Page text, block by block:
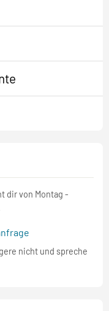
dir von Montag -
nicht und spreche